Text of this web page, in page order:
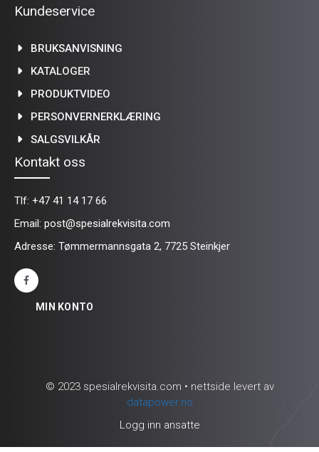
Kundeservice
BRUKSANVISNING
KATALOGER
PRODUKTVIDEO
PERSONVERNERKLÆRING
SALGSVILKÅR
Kontakt oss
Tlf: +47 41 14 17 66
Email: post@spesialrekvisita.com
Adresse: Tømmermannsgata 2, 7725 Steinkjer
MIN KONTO
© 2023 spesialrekvisita.com • nettside levert av
datapower.no
Logg inn ansatte